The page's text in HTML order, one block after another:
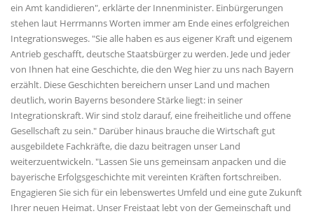
ein Amt kandidieren", erklärte der Innenminister. Einbürgerungen
stehen laut Herrmanns Worten immer am Ende eines erfolgreichen
Integrationsweges. "Sie alle haben es aus eigener Kraft und eigenem
Antrieb geschafft, deutsche Staatsbürger zu werden. Jede und jeder
von Ihnen hat eine Geschichte, die den Weg hier zu uns nach Bayern
erzählt. Diese Geschichten bereichern unser Land und machen
deutlich, worin Bayerns besondere Stärke liegt: in seiner
Integrationskraft. Wir sind stolz darauf, eine freiheitliche und offene
Gesellschaft zu sein." Darüber hinaus brauche die Wirtschaft gut
ausgebildete Fachkräfte, die dazu beitragen unser Land
weiterzuentwickeln. "Lassen Sie uns gemeinsam anpacken und die
bayerische Erfolgsgeschichte mit vereinten Kräften fortschreiben.
Engagieren Sie sich für ein lebenswertes Umfeld und eine gute Zukunft
Ihrer neuen Heimat. Unser Freistaat lebt von der Gemeinschaft und